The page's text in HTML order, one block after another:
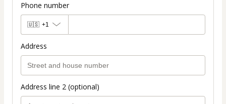
Phone number
🇺🇸 +1
Address
Address line 2 (optional)